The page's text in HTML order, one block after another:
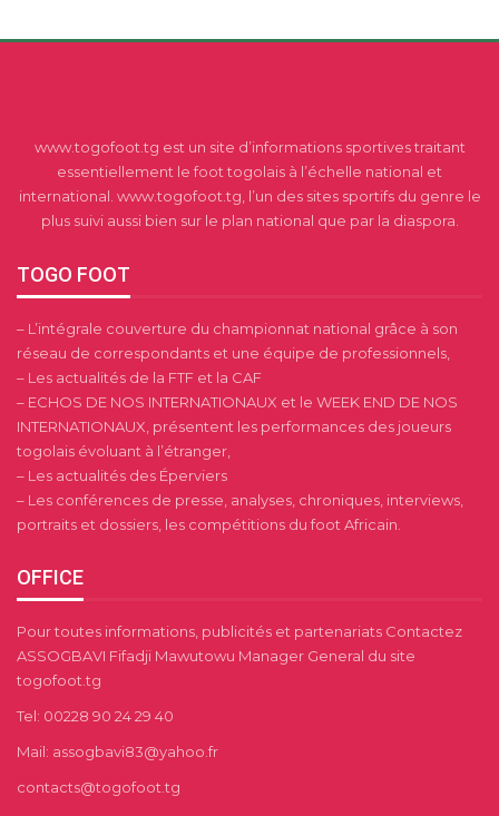
www.togofoot.tg est un site d’informations sportives traitant
essentiellement le foot togolais à l’échelle national et
international. www.togofoot.tg, l’un des sites sportifs du genre le
plus suivi aussi bien sur le plan national que par la diaspora.
TOGO FOOT
– L’intégrale couverture du championnat national grâce à son
réseau de correspondants et une équipe de professionnels,
– Les actualités de la FTF et la CAF
– ECHOS DE NOS INTERNATIONAUX et le WEEK END DE NOS
INTERNATIONAUX, présentent les performances des joueurs
togolais évoluant à l’étranger,
– Les actualités des Éperviers
– Les conférences de presse, analyses, chroniques, interviews,
portraits et dossiers, les compétitions du foot Africain.
OFFICE
Pour toutes informations, publicités et partenariats Contactez
ASSOGBAVI Fifadji Mawutowu Manager General du site
togofoot.tg
Tel: 00228 90 24 29 40
Mail: assogbavi83@yahoo.fr
contacts@togofoot.tg